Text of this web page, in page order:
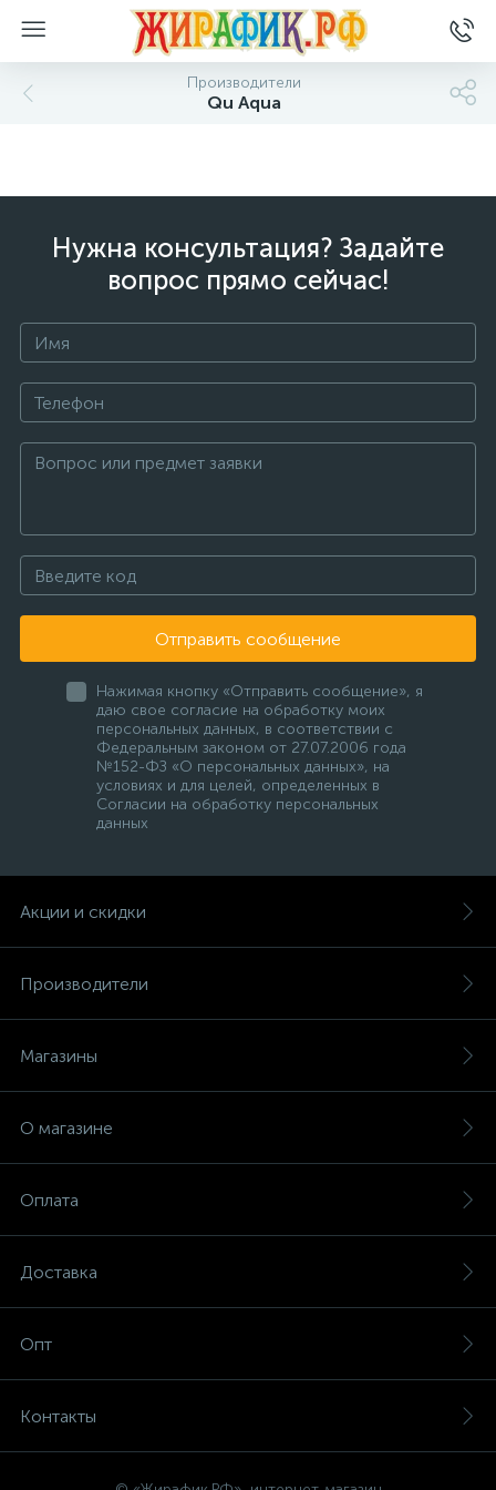
Производители
Qu Aqua
Нужна консультация? Задайте
вопрос прямо сейчас!
Отправить сообщение
Нажимая кнопку «Отправить сообщение», я
даю свое согласие на обработку моих
персональных данных, в соответствии с
Федеральным законом от 27.07.2006 года
№152-ФЗ «О персональных данных», на
условиях и для целей, определенных в
Согласии на обработку персональных
данных
Акции и скидки
Производители
Магазины
О магазине
Оплата
Доставка
Опт
Контакты